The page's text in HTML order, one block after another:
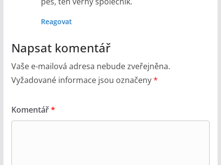
Reagovat
Napsat komentář
Vaše e-mailová adresa nebude zveřejněna.
Vyžadované informace jsou označeny*
Komentář*